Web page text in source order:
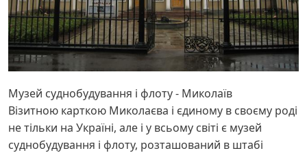
Музей суднобудування і флоту - Миколаїв
Візитною карткою Миколаєва і єдиному в своєму роді
не тільки на Україні, але і у всьому світі є музей
суднобудування і флоту, розташований в штабі